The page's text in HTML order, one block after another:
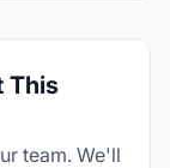
This
team. We'll